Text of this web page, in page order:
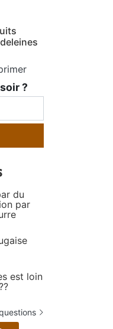
?
du
par
est loin